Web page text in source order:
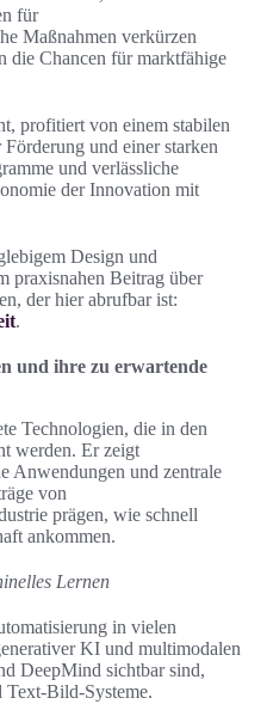
für
Maßnahmen verkürzen
die Chancen für marktfähige
profitiert von einem stabilen
und einer starken
und verlässliche
der Innovation mit
Design und
praxisnahen Beitrag über
der hier abrufbar ist:
.
und ihre zu erwartende
Technologien, die in den
werden. Er zeigt
Anwendungen und zentrale
von
prägen, wie schnell
ankommen.
Lernen
in vielen
KI und multimodalen
DeepMind sichtbar sind,
Text-Bild-Systeme.